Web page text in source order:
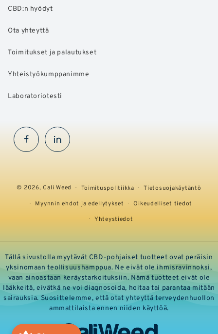
CBD:n hyödyt
Ota yhteyttä
Toimitukset ja palautukset
Yhteistyökumppanimme
Laboratoriotesti
FacebookInstaGram
© 2026,Cali Weed Toimituspolitiikka
Tietosuojakäytäntö
Myynnin ehdot ja edellytykset
Oikeudelliset tiedot
Yhteystiedot
Tällä sivustolla myytävät CBD-pohjaiset tuotteet ovat peräisin
yksinomaan teollisuushamppua. Ne eivät ole ihmisravinnoksi,
vaan ainoastaan keräystarkoituksiin. Nämä tuotteet eivät ole
lääkkeitä, eivätkä ne voi diagnosoida, hoitaa tai parantaa mitään
sairauksia. Suosittelemme, että otat yhteyttä terveydenhuollon
ammattilaista ennen niiden käyttöä.